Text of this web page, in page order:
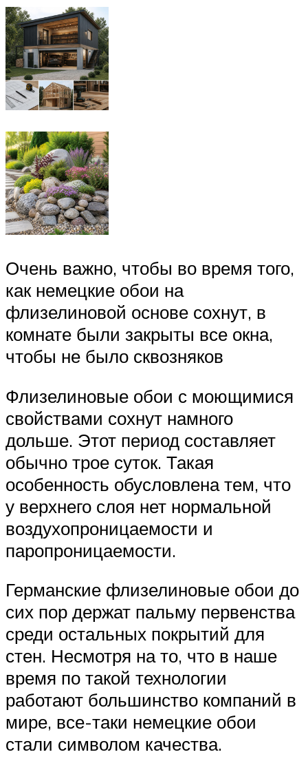
Очень важно, чтобы во время того,
как немецкие обои на
флизелиновой основе сохнут, в
комнате были закрыты все окна,
чтобы не было сквозняков
Флизелиновые обои с моющимися
свойствами сохнут намного
дольше. Этот период составляет
обычно трое суток. Такая
особенность обусловлена тем, что
у верхнего слоя нет нормальной
воздухопроницаемости и
паропроницаемости.
Германские флизелиновые обои до
сих пор держат пальму первенства
среди остальных покрытий для
стен. Несмотря на то, что в наше
время по такой технологии
работают большинство компаний в
мире, все-таки немецкие обои
стали символом качества.